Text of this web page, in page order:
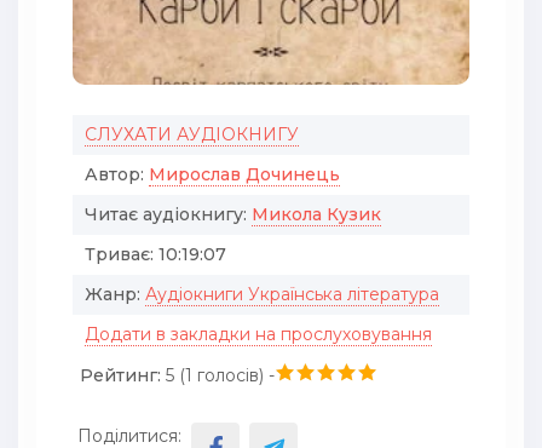
СЛУХАТИ АУДІОКНИГУ
Автор: Мирослав Дочинець
Читає аудіокнигу: Микола Кузик
Триває: 10:19:07
Жанр: Аудіокниги Українська література
Додати в закладки на прослуховування
Рейтинг: 5 (1 голосів) -
Поділитися: